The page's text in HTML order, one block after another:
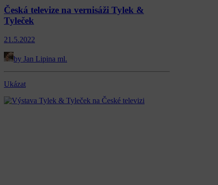
Česká televize na vernisáži Tylek &
Tyleček
21.5.2022
by Jan Lipina ml.
Ukázat